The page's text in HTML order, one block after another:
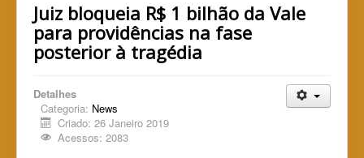
Juiz bloqueia R$ 1 bilhão da Vale
para providências na fase
posterior à tragédia
Detalhes
Categoria: News
Criado: 26 Janeiro 2019
Acessos: 2083